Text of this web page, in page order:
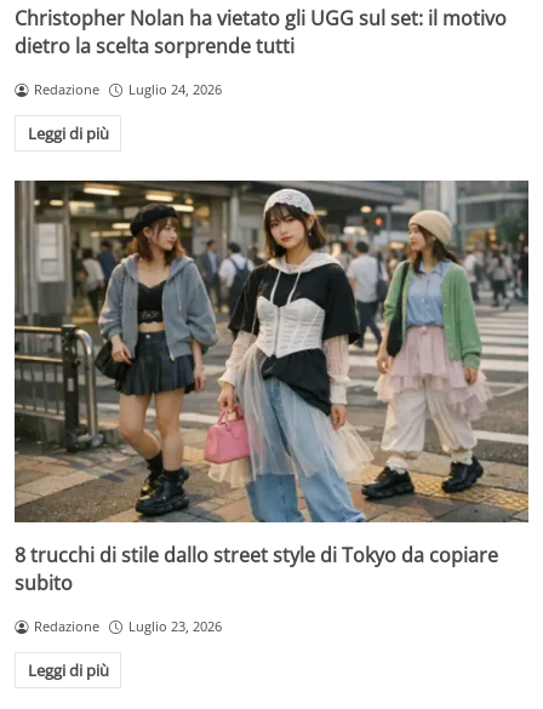
Christopher Nolan ha vietato gli UGG sul set: il motivo
dietro la scelta sorprende tutti
Redazione Luglio 24, 2026
Leggi di più
8 trucchi di stile dallo street style di Tokyo da copiare
subito
Redazione Luglio 23, 2026
Leggi di più